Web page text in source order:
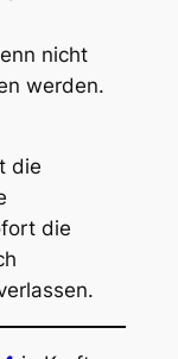
nicht
werden.
die
die